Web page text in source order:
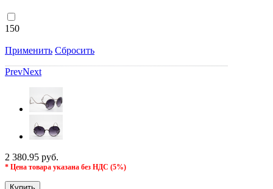
150
Применить Сбросить
PrevNext
2 380.95 руб.
* Цена товара указана без НДС (5%)